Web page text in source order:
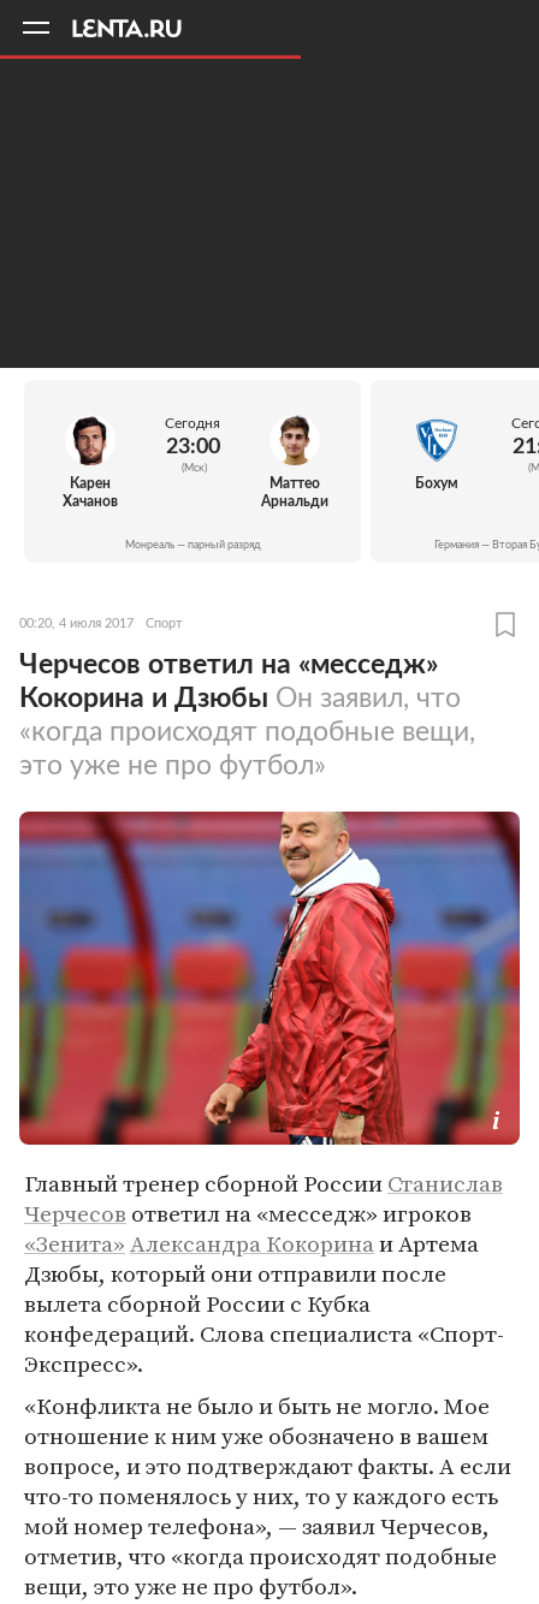
Карен
Хачанов
Сегодня
23:00
(Мск)
Маттео
Арнальди
Монреаль — парный разряд
Бохум
Германия — Вторая
00:20, 4 июля 2017 Спорт
Черчесов ответил на «месседж»
Кокорина и Дзюбы Он заявил, что
«когда происходят подобные вещи,
это уже не про футбол»
Главный тренер сборной РоссииСтанислав
Черчесов ответил на «месседж» игроков
«Зенита»Александра Кокоринаи Артема
Дзюбы, который они отправили после
вылета сборной России с Кубка
конфедераций. Слова специалиста «Спорт-
Экспресс».
«Конфликта не было и быть не могло. Мое
отношение к ним уже обозначено в вашем
вопросе, и это подтверждают факты. А если
что-то поменялось у них, то у каждого есть
мой номер телефона», — заявил Черчесов,
отметив, что «когда происходят подобные
вещи, это уже не про футбол».